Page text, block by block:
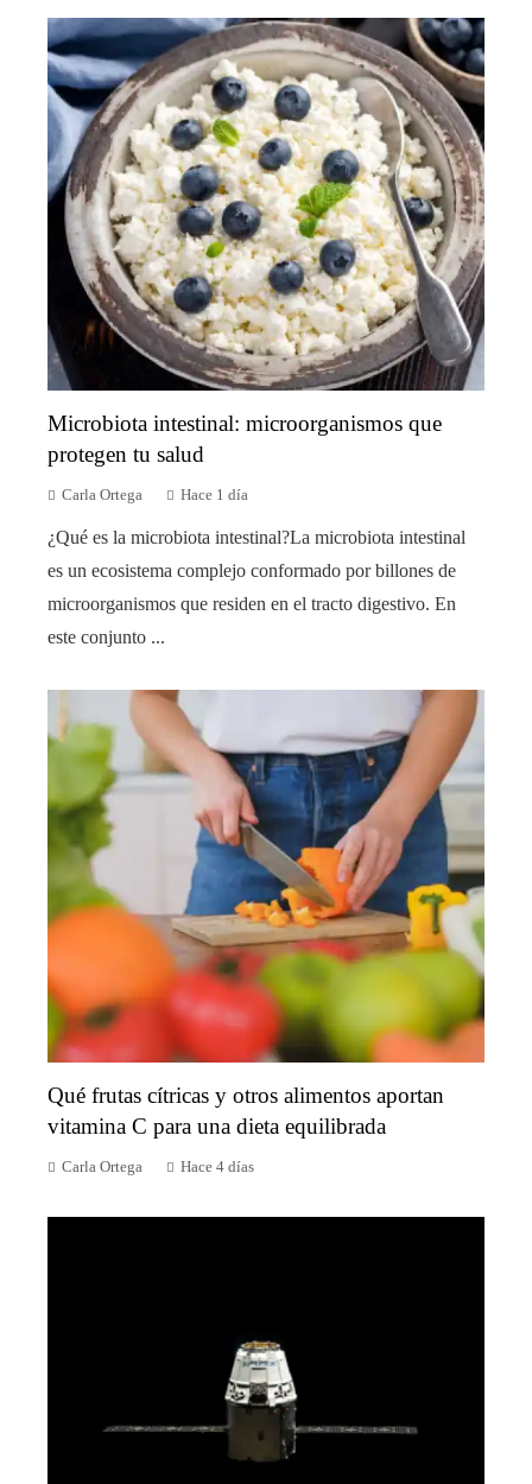
Microbiota intestinal: microorganismos que
protegen tu salud
Carla Ortega Hace 1 día
¿Qué es la microbiota intestinal?La microbiota intestinal
es un ecosistema complejo conformado por billones de
microorganismos que residen en el tracto digestivo. En
este conjunto ...
Qué frutas cítricas y otros alimentos aportan
vitamina C para una dieta equilibrada
Carla Ortega Hace 4 días